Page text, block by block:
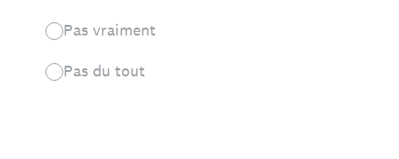
Pas vraiment
Pas du tout